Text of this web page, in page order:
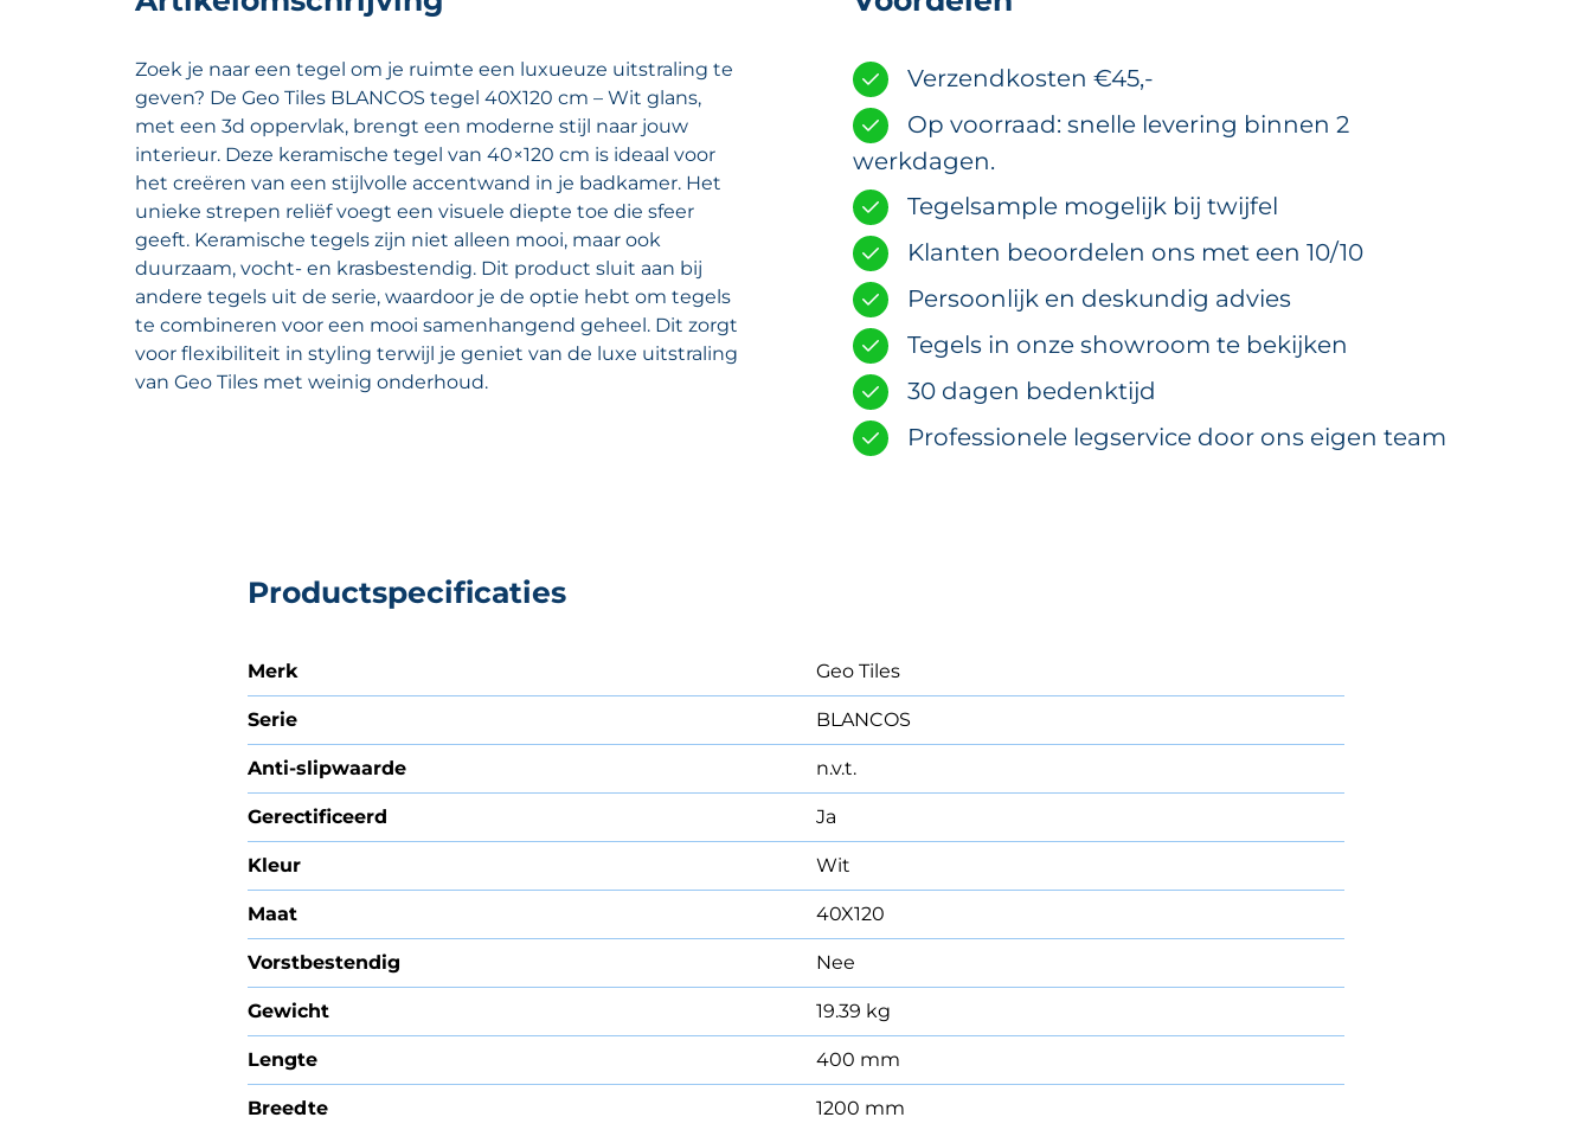
Zoek je naar een tegel om je ruimte een luxueuze uitstraling te
geven? De Geo Tiles BLANCOS tegel 40X120 cm – Wit glans,
met een 3d oppervlak, brengt een moderne stijl naar jouw
interieur. Deze keramische tegel van 40×120 cm is ideaal voor
het creëren van een stijlvolle accentwand in je badkamer. Het
unieke strepen reliëf voegt een visuele diepte toe die sfeer
geeft. Keramische tegels zijn niet alleen mooi, maar ook
duurzaam, vocht- en krasbestendig. Dit product sluit aan bij
andere tegels uit de serie, waardoor je de optie hebt om tegels
te combineren voor een mooi samenhangend geheel. Dit zorgt
voor flexibiliteit in styling terwijl je geniet van de luxe uitstraling
van Geo Tiles met weinig onderhoud.
Verzendkosten €45,-
Op voorraad: snelle levering binnen 2
werkdagen.
Tegelsample mogelijk bij twijfel
Klanten beoordelen ons met een 10/10
Persoonlijk en deskundig advies
Tegels in onze showroom te bekijken
30 dagen bedenktijd
Professionele legservice door ons eigen team
Productspecificaties
Merk Geo Tiles
Serie BLANCOS
Anti-slipwaarde n.v.t.
Gerectificeerd Ja
Kleur Wit
Maat 40X120
Vorstbestendig Nee
Gewicht 19.39 kg
Lengte 400 mm
Breedte 1200 mm